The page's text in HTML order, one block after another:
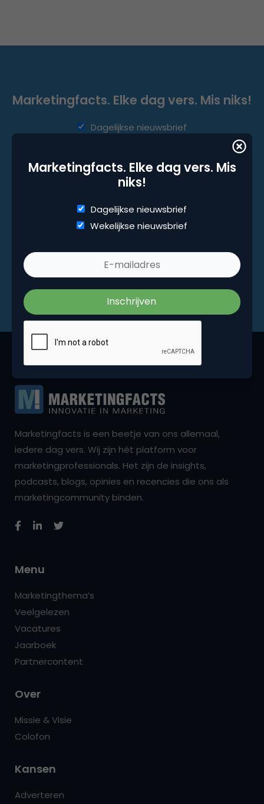
Marketingfacts. Elke dag vers. Mis
niks!
Dagelijkse nieuwsbrief
Wekelijkse nieuwsbrief
Marketingfacts. Elke dag vers. Mis niks!
Dagelijkse nieuwsbrief
Marketingfacts is een beetje van ons allemaal,
iedere dag vers. Wij zijn hét platform voor
marketingprofessionals. Het zijn de insights,
podcasts, blogs, opinies en recencies die ons als
marketingcommunity binden.
Menu
Marketingthema’s
Veelgelezen
Vacatures
Jaarboek
Partnercontent
Over
Missie & Visie
Colofon
Kansen
Adverteren